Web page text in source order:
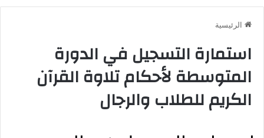
الرئيسية
استمارة التسجيل في الدورة
المتوسطة لأحكام تلاوة القرآن
الكريم للطلاب والرجال